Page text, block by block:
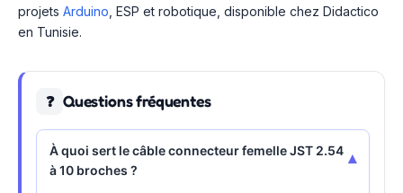
projets Arduino , ESP et robotique, disponible chez Didactico
en Tunisie.
❓ Questions fréquentes
À quoi sert le câble connecteur femelle JST 2.54
à 10 broches ?
▾